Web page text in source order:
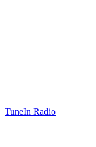
TuneIn Radio